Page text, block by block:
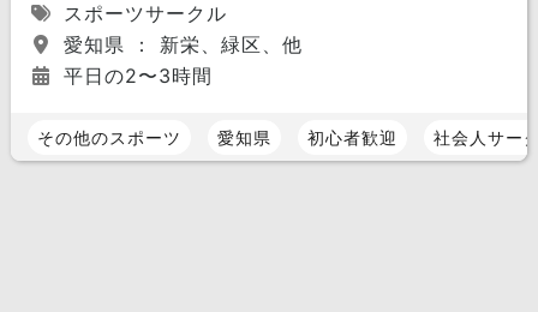
スポーツサークル
愛知県 ： 新栄、緑区、他
平日の2〜3時間
その他のスポーツ 愛知県 初心者歓迎 社会人サー